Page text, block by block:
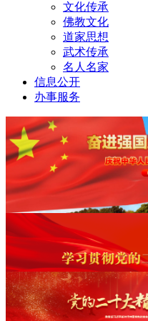
文化传承
佛教文化
道家思想
武术传承
名人名家
信息公开
办事服务